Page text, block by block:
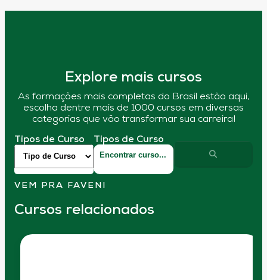
Explore mais cursos
As formações mais completas do Brasil estão aqui,
escolha dentre mais de 1000 cursos em diversas
categorias que vão transformar sua carreira!
Tipos de Curso Tipos de Curso
VEM PRA FAVENI
Cursos relacionados